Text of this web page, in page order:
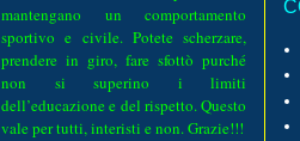
mantengano un comportamento
sportivo e civile. Potete scherzare,
prendere in giro, fare sfottò purché
non si superino i limiti
dell’educazione e del rispetto. Questo
vale per tutti, interisti e non. Grazie!!!